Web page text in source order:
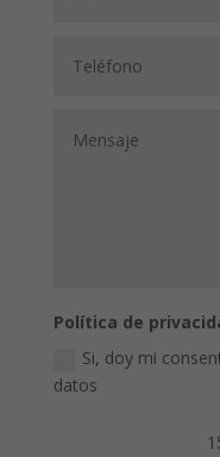
Política de
Si, doy mi
datos